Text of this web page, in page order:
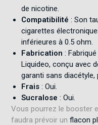
de nicotine.
Compatibilité : Son
cigarettes
inférieures à 0.5 ohm
Fabrication :
Liquideo, conçu avec
garanti sans diacétyle,
Frais : Oui.
Sucralose : Oui.
Vous pourrez le booster
faudra prévoir un flacon